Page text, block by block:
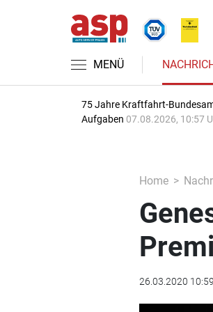
MENÜ
75 Jahre Kraftfahrt-
Aufgaben 07.08.2026, 10:57
Home
26.03.2020